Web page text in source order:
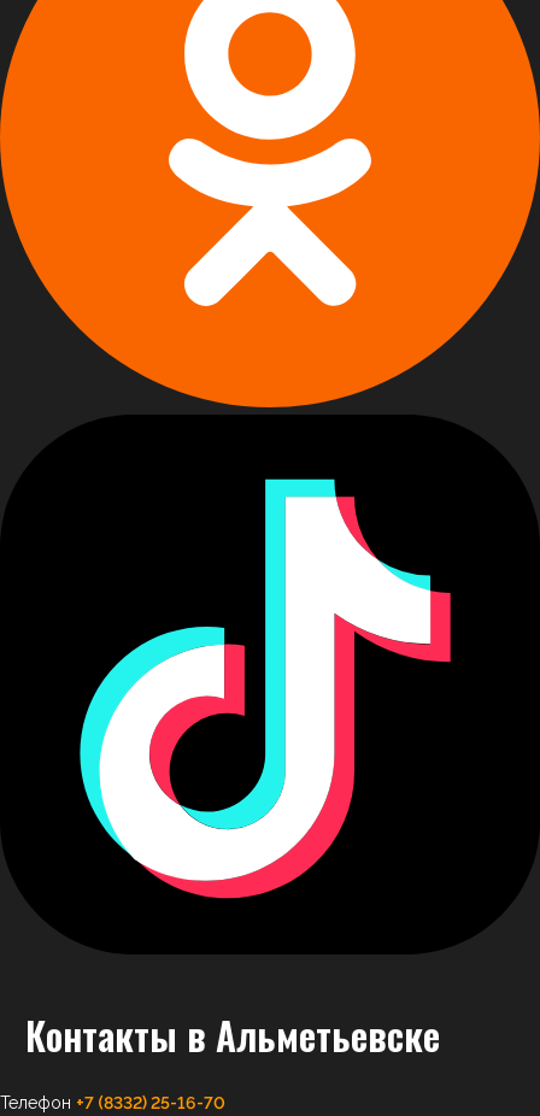
Контакты в Альметьевске
Телефон +7 (8332) 25-16-70